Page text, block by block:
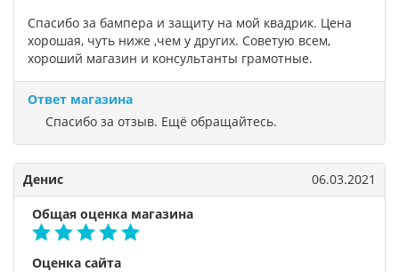
Спасибо за бампера и защиту на мой квадрик. Цена
хорошая, чуть ниже ,чем у других. Советую всем,
хороший магазин и консультанты грамотные.
Ответ магазина
Спасибо за отзыв. Ещё обращайтесь.
Денис 06.03.2021
Общая оценка магазина
Оценка сайта